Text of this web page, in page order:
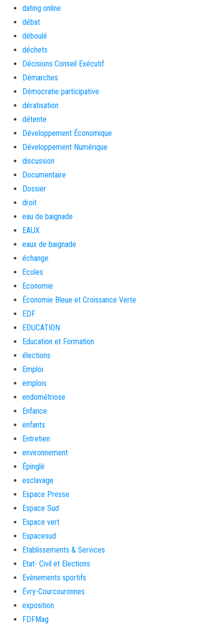
dating online
débat
déboulé
déchets
Décisions Conseil Exécutif
Démarches
Démocratie participative
dératisation
détente
Développement Économique
Développement Numérique
discussion
Documentaire
Dossier
droit
eau de baignade
EAUX
eaux de baignade
échange
Ecoles
Economie
Économie Bleue et Croissance Verte
EDF
EDUCATION
Education et Formation
élections
Emploi
emplois
endométriose
Enfance
enfants
Entretien
environnement
Épinglé
esclavage
Espace Presse
Espace Sud
Espace vert
Espacesud
Etablissements & Services
Etat- Civil et Elections
Evènements sportifs
Évry-Courcouronnes
exposition
FDFMag